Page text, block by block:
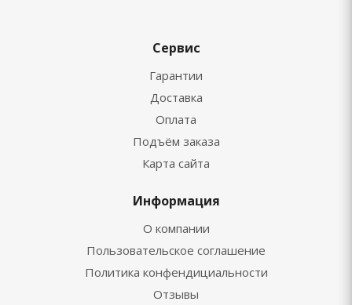
Сервис
Гарантии
Доставка
Оплата
Подъём заказа
Карта сайта
Информация
О компании
Пользовательское соглашение
Политика конфендициальности
Отзывы